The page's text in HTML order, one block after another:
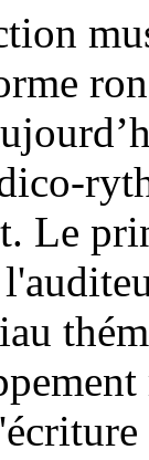
Le